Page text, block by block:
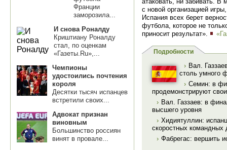
Франции
заморозила...
И снова Роналду
Криштиану Роналду
стал, по оценкам
«Газеты.Ru»,...
Чемпионы
удостоились почтения
короля
Десятки тысяч испанцев
встретили своих...
Адвокат признан
виновным
Большинство россиян
винят в провале...
с новой организацией
Испания всех берет
футбола, которое не
приносит результат».
Подробности
› Вал.
столь умного
› Семин: в
продемонстрируют
› Вал. Газзаев: в
высшего уровня
› Хидиятуллин:
скоростных командных
› Фабрегас: вершить